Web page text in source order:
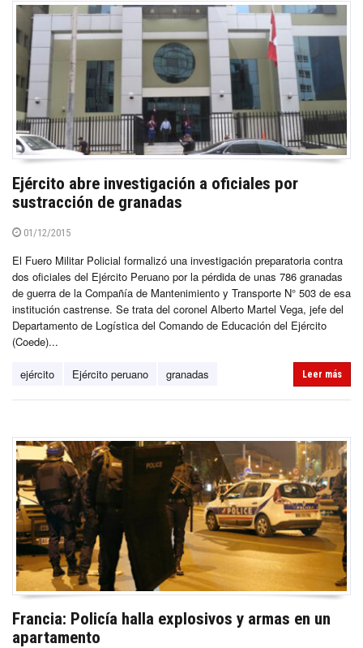
Ejército abre investigación a oficiales por
sustracción de granadas
01/12/2015
El Fuero Militar Policial formalizó una investigación preparatoria contra
dos oficiales del Ejército Peruano por la pérdida de unas 786 granadas
de guerra de la Compañía de Mantenimiento y Transporte N° 503 de esa
institución castrense. Se trata del coronel Alberto Martel Vega, jefe del
Departamento de Logística del Comando de Educación del Ejército
(Coede)...
ejército Ejército peruano granadas Leer más
Francia: Policía halla explosivos y armas en un
apartamento